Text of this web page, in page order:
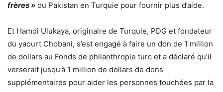
frères » du Pakistan en Turquie pour fournir plus d’aide.
Et Hamdi Ulukaya, originaire de Turquie, PDG et fondateur
du yaourt Chobani, s’est engagé à faire un don de 1 million
de dollars au Fonds de philanthropie turc et a déclaré qu’il
verserait jusqu’à 1 million de dollars de dons
supplémentaires pour aider les personnes touchées par la